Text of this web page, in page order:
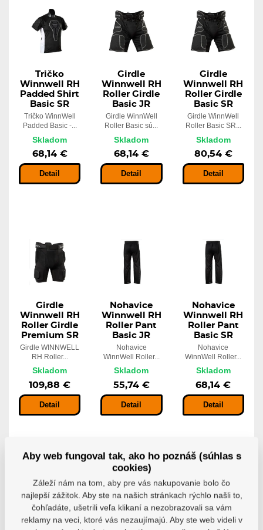
Tričko
Winnwell RH
Padded Shirt
Basic SR
Tričko WinnWell
Padded Basic -...
Skladom
68,14 €
Detail
Girdle
Winnwell RH
Roller Girdle
Basic JR
Girdle WinnWell
Roller Basic sú...
Skladom
68,14 €
Detail
Girdle
Winnwell RH
Roller Girdle
Basic SR
Girdle WinnWell
Roller Basic SR...
Skladom
80,54 €
Detail
Girdle
Winnwell RH
Roller Girdle
Premium SR
Girdle WINNWELL
RH Roller...
Skladom
109,88 €
Detail
Nohavice
Winnwell RH
Roller Pant
Basic JR
Nohavice
WinnWell Roller...
Skladom
55,74 €
Detail
Nohavice
Winnwell RH
Roller Pant
Basic SR
Nohavice
WinnWell Roller...
Skladom
68,14 €
Detail
Aby web fungoval tak, ako ho poznáš (súhlas s
cookies)
Záleží nám na tom, aby pre vás nakupovanie bolo čo
najlepší zážitok. Aby ste na našich stránkach rýchlo našli to,
čohľadáte, ušetrili veľa klikaní a nezobrazovali sa vám
reklamy na veci, ktoré vás nezaujímajú. Aby ste web videli v